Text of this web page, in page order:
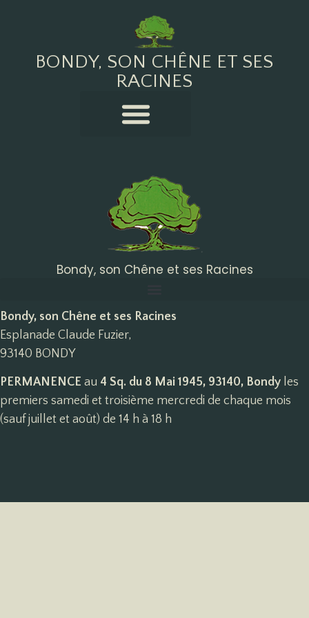
BONDY, SON CHÊNE ET SES
RACINES
Bondy, son Chêne et ses Racines
Bondy, son Chêne et ses Racines
Esplanade Claude Fuzier,
93140 BONDY
PERMANENCE au 4 Sq. du 8 Mai 1945, 93140, Bondy les
premiers samedi et troisième mercredi de chaque mois
(sauf juillet et août) de 14 h à 18 h